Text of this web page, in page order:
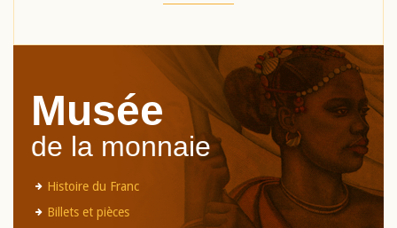
Musée
de la monnaie
Histoire du Franc
Billets et pièces